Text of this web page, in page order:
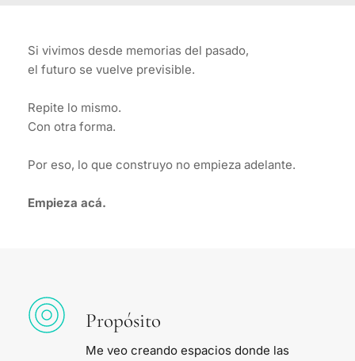
Si vivimos desde memorias del pasado,
el futuro se vuelve previsible.
Repite lo mismo.
Con otra forma.
Por eso, lo que construyo no empieza adelante.
Empieza acá.
Propósito
Me veo creando espacios donde las